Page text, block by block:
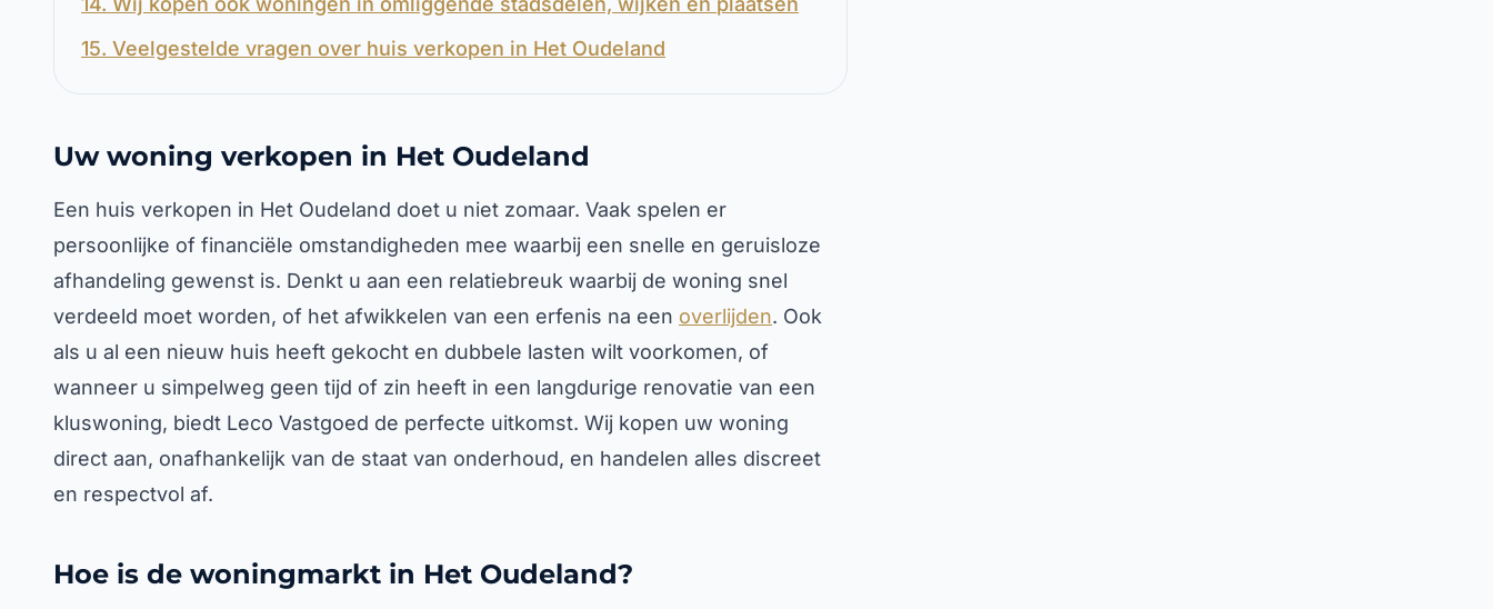
15. Veelgestelde vragen over huis verkopen in Het Oudeland
Uw woning verkopen in Het Oudeland
Een huis verkopen in Het Oudeland doet u niet zomaar. Vaak spelen er
persoonlijke of financiële omstandigheden mee waarbij een snelle en geruisloze
afhandeling gewenst is. Denkt u aan een relatiebreuk waarbij de woning snel
verdeeld moet worden, of het afwikkelen van een erfenis na een overlijden. Ook
als u al een nieuw huis heeft gekocht en dubbele lasten wilt voorkomen, of
wanneer u simpelweg geen tijd of zin heeft in een langdurige renovatie van een
kluswoning, biedt Leco Vastgoed de perfecte uitkomst. Wij kopen uw woning
direct aan, onafhankelijk van de staat van onderhoud, en handelen alles discreet
en respectvol af.
Hoe is de woningmarkt in Het Oudeland?